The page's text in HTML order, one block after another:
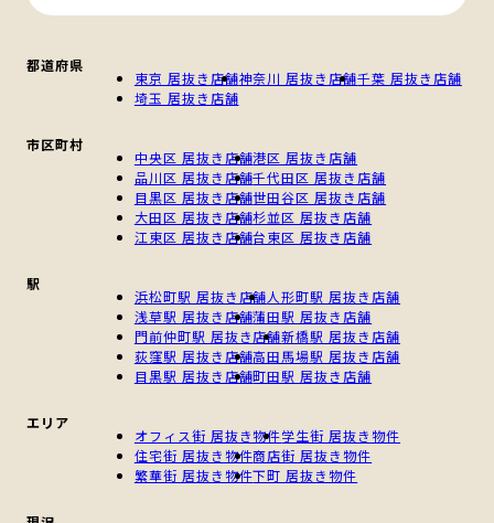
都道府県
東京 居抜き店舗神奈川 居抜き店舗千葉 居抜き店舗
埼玉 居抜き店舗
市区町村
中央区 居抜き店舗港区 居抜き店舗
品川区 居抜き店舗千代田区 居抜き店舗
目黒区 居抜き店舗世田谷区 居抜き店舗
大田区 居抜き店舗杉並区 居抜き店舗
江東区 居抜き店舗台東区 居抜き店舗
駅
浜松町駅 居抜き店舗人形町駅 居抜き店舗
浅草駅 居抜き店舗蒲田駅 居抜き店舗
門前仲町駅 居抜き店舗新橋駅 居抜き店舗
荻窪駅 居抜き店舗高田馬場駅 居抜き店舗
目黒駅 居抜き店舗町田駅 居抜き店舗
エリア
オフィス街 居抜き物件学生街 居抜き物件
住宅街 居抜き物件商店街 居抜き物件
繁華街 居抜き物件下町 居抜き物件